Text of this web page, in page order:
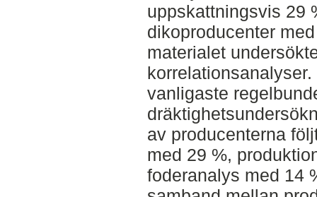
uppskattningsvis 29
dikoproducenter
materialet
vanligaste
av producenterna
med 29 %,
foderanalys med 14